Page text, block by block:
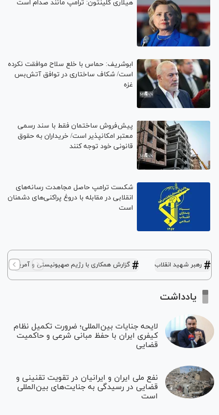
هیلاری کلینتون: ترامپ مانند صدام است
ابوشریف: حماس با خلع سلاح موافقت نکرده
است/ شکاف ساختاری در توافق آتش‌‎بس
غزه
پیش‌فروش ساختمان فقط با سند رسمی
معتبر امکانپذیر است/ خریداران به حقوق
قانونی خود توجه کنند
شکست ترامپ حاصل مجاهدت رسانه‌های
انقلابی در مقابله با دروغ پراکنی‌های دشمنان
است
رهبر شهید انقلاب گزارش همکاری با رژیم صهیونیستی و آمریکا
یادداشت
لایحه جنایات بین‌المللی؛ ضرورت تکمیل نظام
کیفری ایران با حفظ مبانی شرعی و حاکمیت
قضایی
نفع ملی ایران و ایرانیان در تقویت تقنینی و
قضایی در رسیدگی به جنایت‌های بین‌المللی
است